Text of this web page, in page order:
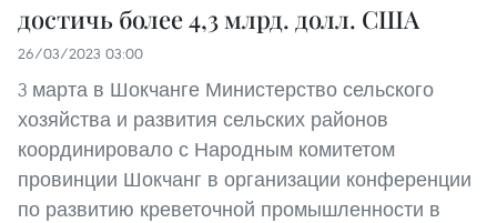
достичь более 4,3 млрд. долл. США
26/03/2023 03:00
3 марта в Шокчанге Министерство сельского
хозяйства и развития сельских районов
координировало с Народным комитетом
провинции Шокчанг в организации конференции
по развитию креветочной промышленности в